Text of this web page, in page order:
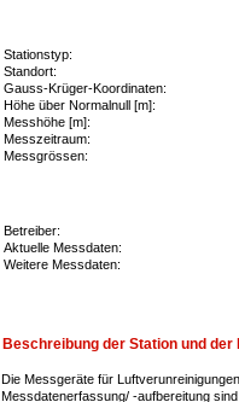
Stationstyp:
Standort:
Gauss-Krüger-Koordinaten:
Höhe über Normalnull [m]:
Messhöhe [m]:
Messzeitraum:
Messgrössen:
Betreiber:
Aktuelle Messdaten:
Weitere Messdaten:
Beschreibung der Station und
Die Messgeräte für
Messdatenerfassung/ -aufbereitung